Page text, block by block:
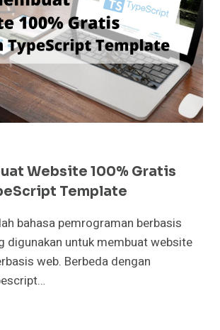
Website 100% Gratis
Template
bahasa pemrograman berbasis
digunakan untuk membuat website
web. Berbeda dengan